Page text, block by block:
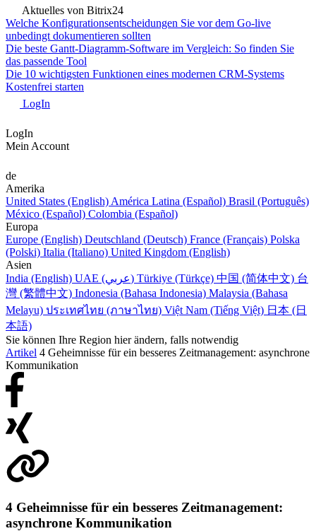
Aktuelles von Bitrix24
Welche Konfigurationsentscheidungen Sie vor dem Go-live
unbedingt dokumentieren sollten
Die beste Gantt-Diagramm-Software im Vergleich: So finden Sie
das passende Tool
Die 10 wichtigsten Funktionen eines modernen CRM-Systems
Kostenfrei starten
LogIn
LogIn
Mein Account
de
Amerika
United States (English) América Latina (Español) Brasil (Português)
México (Español) Colombia (Español)
Europa
Europe (English) Deutschland (Deutsch) France (Français) Polska
(Polski) Italia (Italiano) United Kingdom (English)
Asien
India (English)
UAE (عربي) Türkiye (Türkçe) 中国 (简体中文) 台
灣 (繁體中文) Indonesia (Bahasa Indonesia) Malaysia (Bahasa
Melayu) ประเทศไทย (ภาษาไทย) Việt Nam (Tiếng Việt) 日本 (日
本語)
Sie können Ihre Region hier ändern, falls notwendig
Artikel 4 Geheimnisse für ein besseres Zeitmanagement: asynchrone
Kommunikation
4 Geheimnisse für ein besseres Zeitmanagement:
asynchrone Kommunikation